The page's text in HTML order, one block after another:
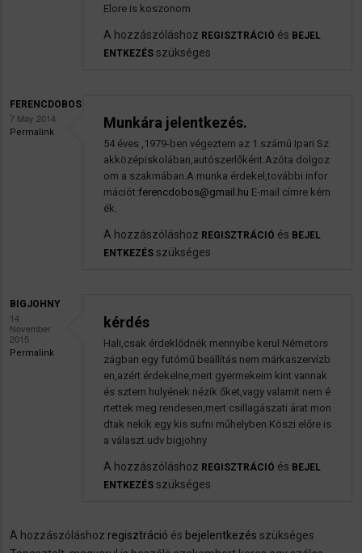
Elore is koszonom
A hozzászóláshoz REGISZTRÁCIÓ és BEJEL
ENTKEZÉS szükséges
FERENCDOBOS
7 May 2014
Permalink
Munkára jelentkezés.
54 éves ,1979-ben végeztem az 1.számú Ipari Sz
akközépiskolában,autószerlőként.Azóta dolgoz
om a szakmában.A munka érdekel,további infor
mációt:ferencdobos@gmail.hu E-mail címre kérn
ék.
A hozzászóláshoz REGISZTRÁCIÓ és BEJEL
ENTKEZÉS szükséges
BIGJOHNY
14
November
2015
Permalink
kérdés
Hali,csak érdeklődnék mennyibe kerul Németors
zágban egy futómű beállítás nem márkaszervízb
en,azért érdekelne,mert gyermekeim kint vannak
és sztem hulyének nézik őket,vagy valamit nem é
rtettek meg rendesen,mert csillagászati árat mon
dtak nekik egy kis sufni műhelyben.Köszi előre is
a választ.udv bigjohny
A hozzászóláshoz REGISZTRÁCIÓ és BEJEL
ENTKEZÉS szükséges
A hozzászóláshoz regisztráció és bejelentkezés szükséges